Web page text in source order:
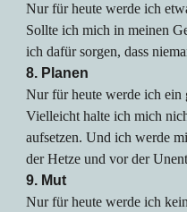
Nur für heute werde ich
Sollte ich mich in meinen
ich dafür sorgen, dass
8. Planen
Nur für heute werde ich ein
Vielleicht halte ich mich
aufsetzen. Und ich werde
der Hetze und vor der
9. Mut
Nur für heute werde ich